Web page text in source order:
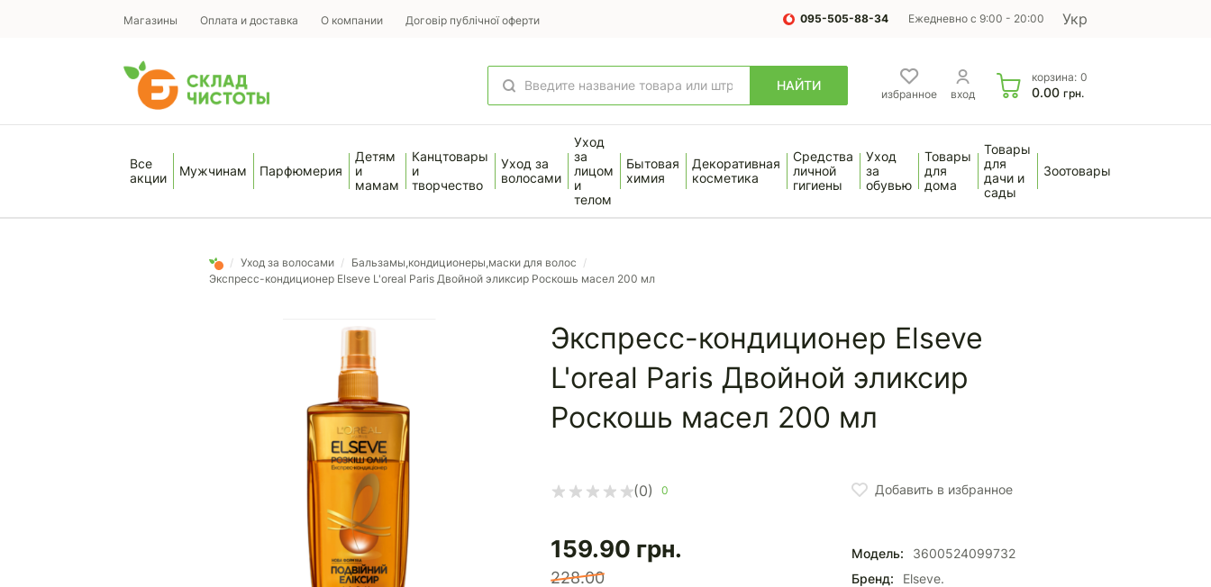
Магазины Оплата и доставка О компании Договір публічної оферти 095-505-88-34 Ежедневно с 9:00 - 20:00 Укр
НАЙТИ
избранное вход
корзина: 0
0.00 грн.
Все
акции
Мужчинам Парфюмерия
Детям
и
мамам
Канцтовары
и
творчество
Уход за
волосами
Уход
за
лицом
и
телом
Бытовая
химия
Декоративная
косметика
Средства
личной
гигиены
Уход
за
обувью
Товары
для
дома
Товары
для
дачи и
сады
Зоотовары
/ Уход за волосами / Бальзамы,кондиционеры,маски для волос /
Экспресс-кондиционер Elseve L'oreal Paris Двойной эликсир Роскошь масел 200 мл
Экспресс-кондиционер Elseve
L'oreal Paris Двойной эликсир
Роскошь масел 200 мл
(0) 0
159.90 грн.
228.00
Добавить в избранное
Модель:
3600524099732
Бренд:
Elseve.